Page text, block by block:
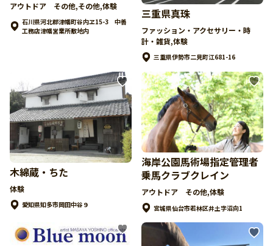
アウトドア その他,その他,体験
石川県河北郡津幡町谷内ヱ15-3 中善
工務店津幡営業所敷地内
三重県真珠
ファッション・アクセサリー・時
計・雑貨,体験
三重県伊勢市二見町江681-16
木綿蔵・ちた
体験
愛知県知多市岡田中谷９
海岸公園馬術場指定管理者
乗馬クラブクレイン
アウトドア その他,体験
宮城県仙台市若林区井土字沼向1